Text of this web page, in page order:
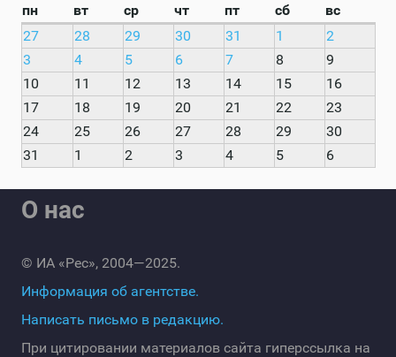
пн
вт ср чт пт сб
вс
27
28 29 30 31 1
2
3
4 5 6 7 8
9
10
11 12 13 14 15
16
17
18 19 20 21 22
23
24
25 26 27 28 29
30
31
1 2 3 4 5 6
О нас
© ИА «Рес», 2004—2025.
Информация об агентстве.
Написать письмо в редакцию.
При цитировании материалов сайта гиперссылка на